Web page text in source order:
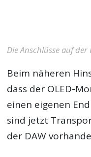
Die Anschlüsse auf der
Beim näheren
dass der OLED-
einen eigenen
sind jetzt
der DAW